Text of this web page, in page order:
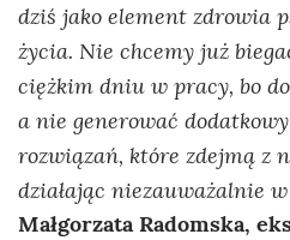
dziś jako element zdrowia
życia. Nie chcemy już
ciężkim dniu w pracy, bo
a nie generować
rozwiązań, które zdejmą z
działając niezauważalnie
Małgorzata Radomska,